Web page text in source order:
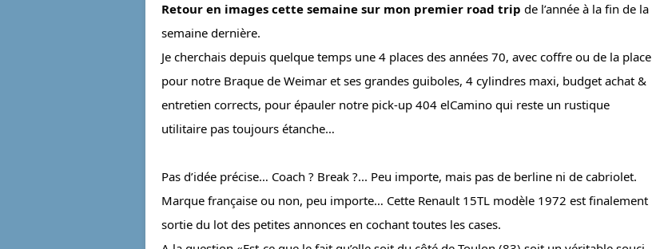
Retour en images cette semaine sur mon premier road trip de l’année à la fin de la
semaine dernière.
Je cherchais depuis quelque temps une 4 places des années 70, avec coffre ou de la place
pour notre Braque de Weimar et ses grandes guiboles, 4 cylindres maxi, budget achat &
entretien corrects, pour épauler notre pick-up 404 elCamino qui reste un rustique
utilitaire pas toujours étanche…
Pas d’idée précise… Coach ? Break ?... Peu importe, mais pas de berline ni de cabriolet.
Marque française ou non, peu importe… Cette Renault 15TL modèle 1972 est finalement
sortie du lot des petites annonces en cochant toutes les cases.